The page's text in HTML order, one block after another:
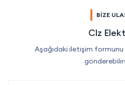
BİZE
Clz
Aşağıdaki iletişim